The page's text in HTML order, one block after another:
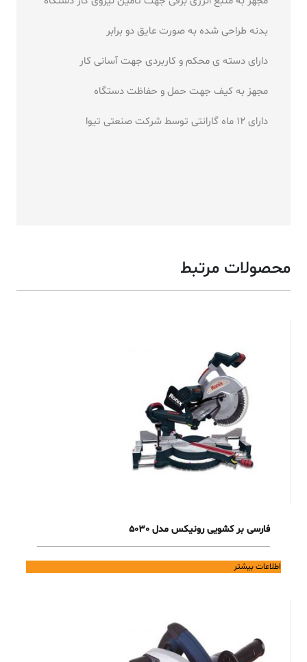
بدنه طراحی شده به صورت عایق دو برابر
دارای دسته ی محکم و کاربردی جهت آسانی کار
مجهز به کیف جهت حمل و حفاظت دستگاه
دارای 12 ماه گارانتی توسط شرکت صنعتی تیوا
محصولات مرتبط
فارسی بر کشویی رونیکس مدل 5030
اطلاعات بیشتر